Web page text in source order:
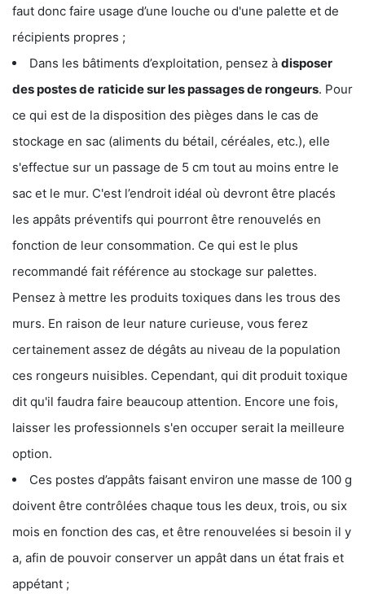
faut donc faire usage d’une louche ou d'une palette et de
récipients propres ;
Dans les bâtiments d’exploitation, pensez à disposer
des postes de raticide sur les passages de rongeurs. Pour
ce qui est de la disposition des pièges dans le cas de
stockage en sac (aliments du bétail, céréales, etc.), elle
s'effectue sur un passage de 5 cm tout au moins entre le
sac et le mur. C'est l’endroit idéal où devront être placés
les appâts préventifs qui pourront être renouvelés en
fonction de leur consommation. Ce qui est le plus
recommandé fait référence au stockage sur palettes.
Pensez à mettre les produits toxiques dans les trous des
murs. En raison de leur nature curieuse, vous ferez
certainement assez de dégâts au niveau de la population
ces rongeurs nuisibles. Cependant, qui dit produit toxique
dit qu'il faudra faire beaucoup attention. Encore une fois,
laisser les professionnels s'en occuper serait la meilleure
option.
Ces postes d’appâts faisant environ une masse de 100 g
doivent être contrôlées chaque tous les deux, trois, ou six
mois en fonction des cas, et être renouvelées si besoin il y
a, afin de pouvoir conserver un appât dans un état frais et
appétant ;